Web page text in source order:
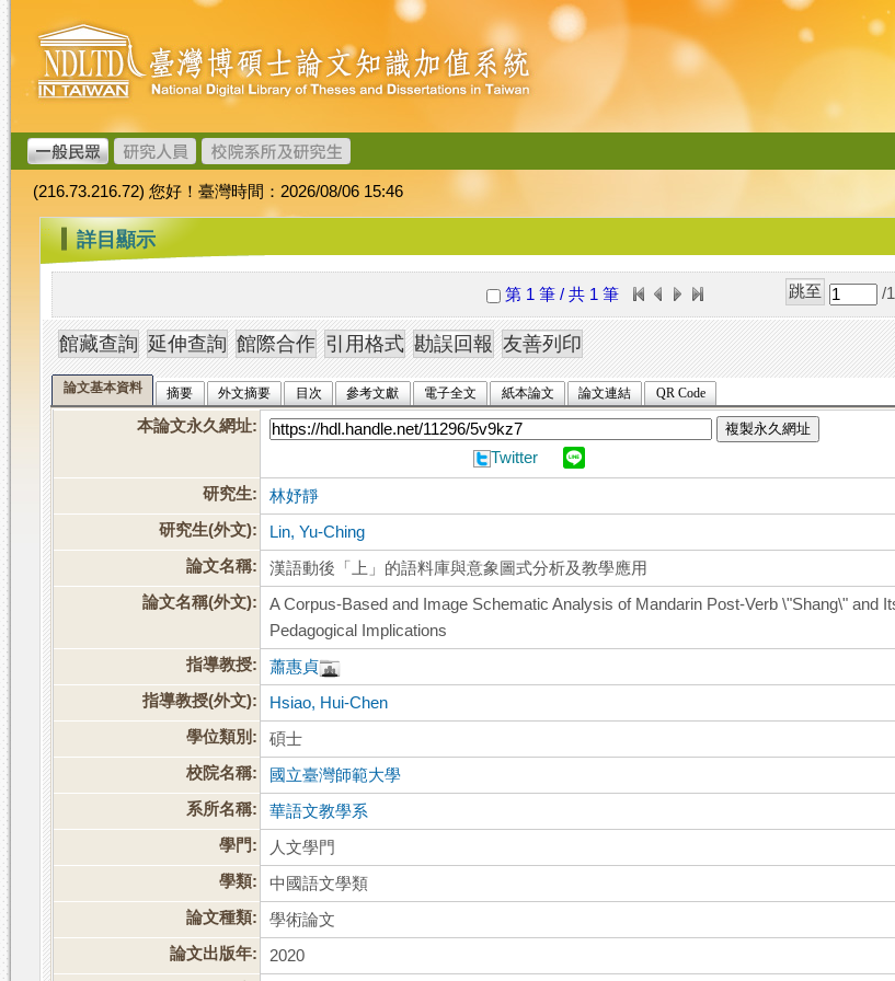
跳
到
主
要
內
容
臺
灣
博
碩
士
論
文
加
值
系
統
導
(216.73.216.72) 您好！臺灣時間：2026/08/06 15:46
::: 詳目顯示
第 1 筆 / 共 1 筆 /1
論文基本資料 摘要 外文摘要 目次 參考文獻 電子全文 紙本論文 論文連結 QR Code
本論文永久網址: 複製永久網址
Twitter
研究生:
林妤靜
研究生(外文):
Lin, Yu-Ching
論文名稱:
漢語動後「上」的語料庫與意象圖式分析及教學應用
論文名稱(外文):
A Corpus-Based and Image Schematic Analysis of Mandarin Post-Verb \"Shang\" and
Pedagogical Implications
指導教授:
蕭惠貞
指導教授(外文):
Hsiao, Hui-Chen
學位類別:
碩士
校院名稱:
國立臺灣師範大學
系所名稱:
華語文教學系
學門:
人文學門
學類:
中國語文學類
論文種類:
學術論文
論文出版年:
2020